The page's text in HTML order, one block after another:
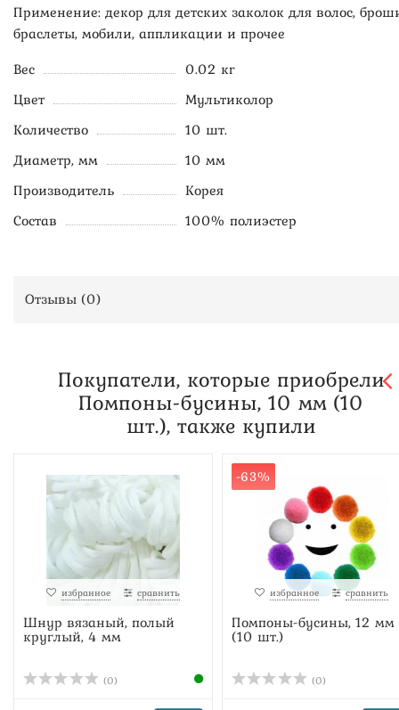
Применение: декор для детских заколок для волос,
браслеты, мобили, аппликации и прочее
Вес
0.02 кг
Цвет
Мультиколор
Количество
10 шт.
Диаметр, мм
10 мм
Производитель
Корея
Состав
100% полиэстер
Отзывы (0)
Покупатели, которые приобрели
Помпоны-бусины, 10 мм (10
шт.), также купили
избранное сравнить
Шнур вязаный, полый
круглый, 4 мм
(0)
-63%
избранное сравнить
Помпоны-бусины, 12 мм
(10 шт.)
(0)